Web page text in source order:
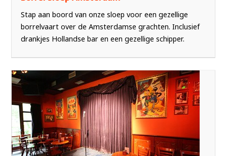
Stap aan boord van onze sloep voor een gezellige
borrelvaart over de Amsterdamse grachten. Inclusief
drankjes Hollandse bar en een gezellige schipper.